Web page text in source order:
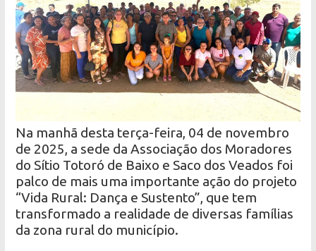
Na manhã desta terça-feira, 04 de novembro
de 2025, a sede da Associação dos Moradores
do Sítio Totoró de Baixo e Saco dos Veados foi
palco de mais uma importante ação do projeto
“Vida Rural: Dança e Sustento”, que tem
transformado a realidade de diversas famílias
da zona rural do município.